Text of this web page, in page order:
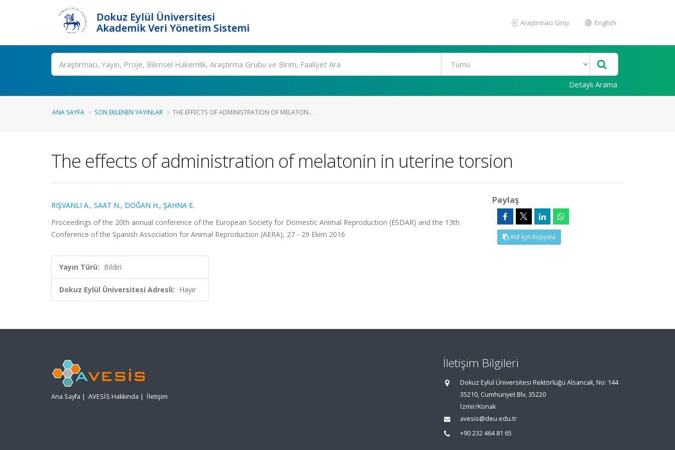
Dokuz Eylül Üniversitesi
Akademik Veri Yönetim Sistemi
Araştırmacı Girişi English
Ara
Detaylı Arama
ANA SAYFA SON EKLENEN YAYINLAR THE EFFECTS OF ADMINISTRATION OF MELATON...
The effects of administration of melatonin in uterine torsion
RIŞVANLI A., SAAT N., DOĞAN H., ŞAHNA E.
Proceedings of the 20th annual conference of the European Society for Domestic Animal Reproduction (ESDAR) and the 13th
Conference of the Spanish Association for Animal Reproduction (AERA), 27 - 29 Ekim 2016
Yayın Türü: Bildiri
Dokuz Eylül Üniversitesi Adresli: Hayır
Paylaş
Atıf İçin Kopyala
Ana Sayfa | AVESİS Hakkında | İletişim
İletişim Bilgileri
Dokuz Eylül Üniversitesi Rektörlüğü Alsancak, No: 144
35210, Cumhuriyet Blv, 35220
İzmir/Konak
avesis@deu.edu.tr
+90 232 464 81 65